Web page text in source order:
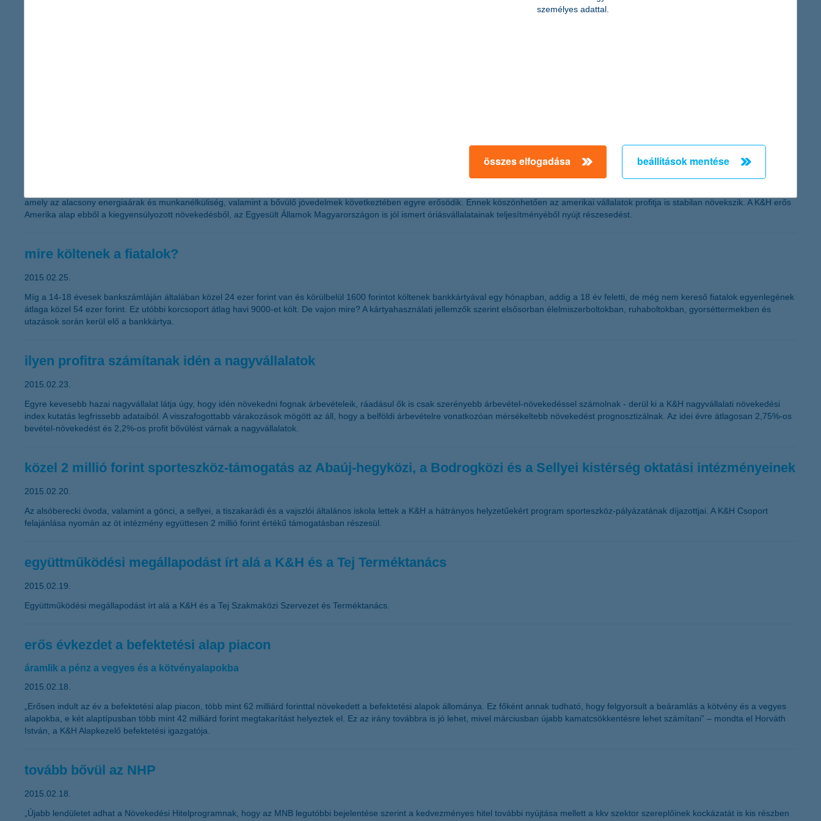
amely az alacsony energiaárak és munkanélküliség, valamint a bővülő jövedelmek következtében egyre erősödik. Ennek köszönhetően az amerikai vállalatok profitja is stabilan növekszik. A K&H erős
Amerika alap ebből a kiegyensúlyozott növekedésből, az Egyesült Államok Magyarországon is jól ismert óriásvállalatainak teljesítményéből nyújt részesedést.
mire költenek a fiatalok?
2015.02.25.
Míg a 14-18 évesek bankszámláján általában közel 24 ezer forint van és körülbelül 1600 forintot költenek bankkártyával egy hónapban, addig a 18 év feletti, de még nem kereső fiatalok egyenlegének
átlaga közel 54 ezer forint. Ez utóbbi korcsoport átlag havi 9000-et költ. De vajon mire? A kártyahasználati jellemzők szerint elsősorban élelmiszerboltokban, ruhaboltokban, gyorséttermekben és
utazások során kerül elő a bankkártya.
ilyen profitra számítanak idén a nagyvállalatok
2015.02.23.
Egyre kevesebb hazai nagyvállalat látja úgy, hogy idén növekedni fognak árbevételeik, ráadásul ők is csak szerényebb árbevétel-növekedéssel számolnak - derül ki a K&H nagyvállalati növekedési
index kutatás legfrissebb adataiból. A visszafogottabb várakozások mögött az áll, hogy a belföldi árbevételre vonatkozóan mérsékeltebb növekedést prognosztizálnak. Az idei évre átlagosan 2,75%-os
bevétel-növekedést és 2,2%-os profit bővülést várnak a nagyvállalatok.
közel 2 millió forint sporteszköz-támogatás az Abaúj-hegyközi, a Bodrogközi és a Sellyei kistérség oktatási intézményeinek
2015.02.20.
Az alsóberecki óvoda, valamint a gönci, a sellyei, a tiszakarádi és a vajszlói általános iskola lettek a K&H a hátrányos helyzetűekért program sporteszköz-pályázatának díjazottjai. A K&H Csoport
felajánlása nyomán az öt intézmény együttesen 2 millió forint értékű támogatásban részesül.
együttműködési megállapodást írt alá a K&H és a Tej Terméktanács
2015.02.19.
Együttműködési megállapodást írt alá a K&H és a Tej Szakmaközi Szervezet és Terméktanács.
erős évkezdet a befektetési alap piacon
áramlik a pénz a vegyes és a kötvényalapokba
2015.02.18.
„Erősen indult az év a befektetési alap piacon, több mint 62 milliárd forinttal növekedett a befektetési alapok állománya. Ez főként annak tudható, hogy felgyorsult a beáramlás a kötvény és a vegyes
alapokba, e két alaptípusban több mint 42 milliárd forint megtakarítást helyeztek el. Ez az irány továbbra is jó lehet, mivel márciusban újabb kamatcsökkentésre lehet számítani” – mondta el Horváth
István, a K&H Alapkezelő befektetési igazgatója.
tovább bővül az NHP
2015.02.18.
„Újabb lendületet adhat a Növekedési Hitelprogramnak, hogy az MNB legutóbbi bejelentése szerint a kedvezményes hitel további nyújtása mellett a kkv szektor szereplőinek kockázatát is kis részben
személyes adattal.
összes elfogadása beállítások mentése